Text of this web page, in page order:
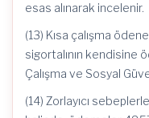
esas alınarak incelenir.
(13) Kısa çalışma
sigortalının kendisine
Çalışma ve Sosyal
(14) Zorlayıcı